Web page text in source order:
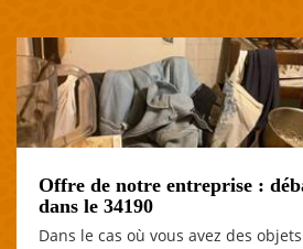
Offre de notre entreprise :
dans le 34190
Dans le cas où vous avez des